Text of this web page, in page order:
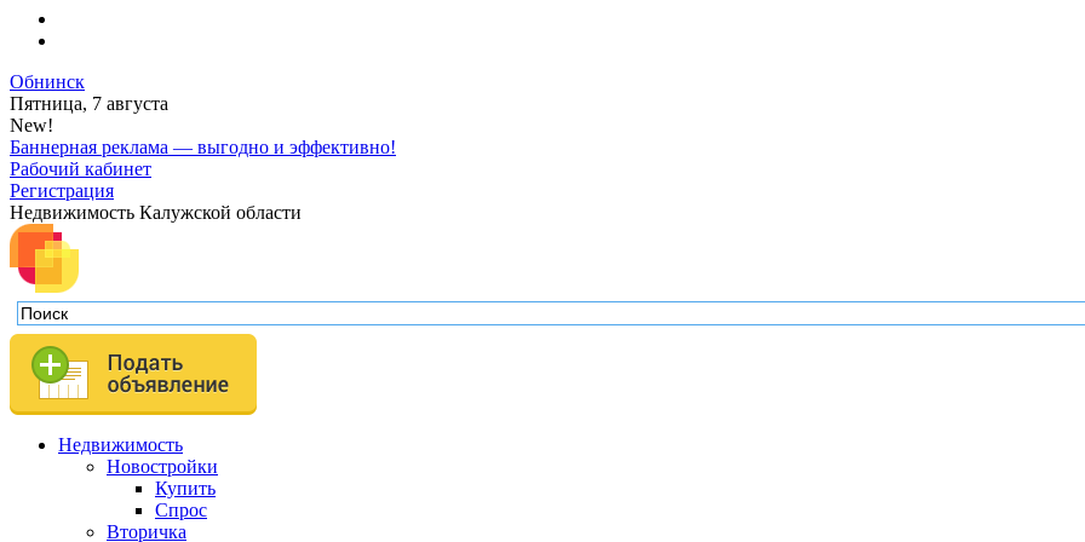
Обнинск
Пятница, 7 августа
New!
Баннерная реклама — выгодно и эффективно!
Рабочий кабинет
Регистрация
Недвижимость Калужской области
Недвижимость
Новостройки
Купить
Спрос
Вторичка